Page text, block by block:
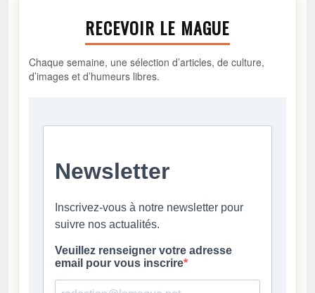
RECEVOIR LE MAGUE
Chaque semaine, une sélection d’articles, de culture,
d’images et d’humeurs libres.